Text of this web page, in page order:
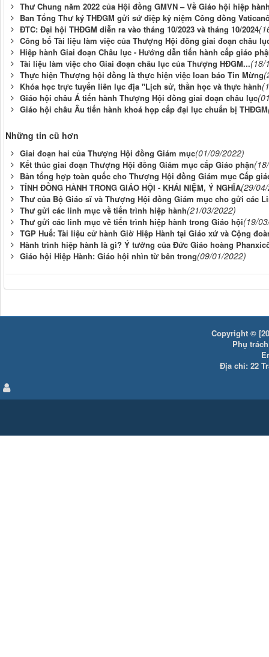
Thư Chung năm 2022 của Hội đồng GMVN – Về Giáo hội hiệp
Ban Tổng Thư ký THĐGM gửi sứ điệp kỷ niệm Công đồng
ĐTC: Đại hội THĐGM diễn ra vào tháng 10/2023 và tháng 10/2024
Công bố Tài liệu làm việc của Thượng Hội đồng giai đoạn châu
Hiệp hành Giai đoạn Châu lục - Hướng dẫn tiến hành cấp giáo
Tài liệu làm việc cho Giai đoạn châu lục của Thượng HĐGM...(18/
Thực hiện Thượng hội đồng là thực hiện việc loan báo Tin Mừng
Khóa học trực tuyến liên lục địa "Lịch sử, thần học và thực hành
Giáo hội châu Á tiến hành Thượng Hội đồng giai đoạn châu lục
Giáo hội châu Âu tiến hành khoá họp cấp đại lục chuẩn bị THĐGM
Những tin cũ hơn
Giai đoạn hai của Thượng Hội đồng Giám mục(01/09/2022)
Kết thúc giai đoạn Thượng Hội đồng Giám mục cấp Giáo phận
Bản tổng hợp toàn quốc cho Thượng Hội đồng Giám mục Cấp
TÍNH ĐỒNG HÀNH TRONG GIÁO HỘI - KHÁI NIỆM, Ý NGHĨA(29/
Thư của Bộ Giáo sĩ và Thượng Hội đồng Giám mục cho gửi các
Thư gửi các linh mục về tiến trình hiệp hành(21/03/2022)
Thư gửi các linh mục về tiến trình hiệp hành trong Giáo hội(19/
TGP Huế: Tài liệu cử hành Giờ Hiệp Hành tại Giáo xứ và Cộng
Hành trình hiệp hành là gì? Ý tưởng của Đức Giáo hoàng
Giáo hội Hiệp Hành: Giáo hội nhìn từ bên trong(09/01/2022)
Copyright ©
Phụ
Địa chỉ: 22